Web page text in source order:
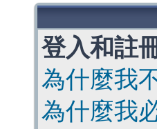
登入和註
為什麼我
為什麼我